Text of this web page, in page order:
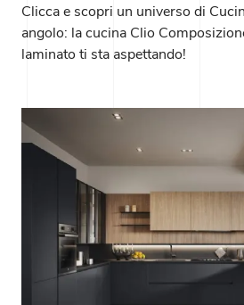
Clicca e scopri un universo di
angolo: la cucina Clio
laminato ti sta aspettando!